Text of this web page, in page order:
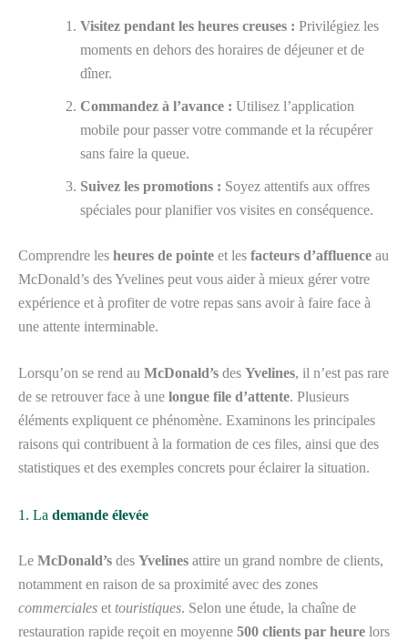
Visitez pendant les heures creuses : Privilégiez les
moments en dehors des horaires de déjeuner et de
dîner.
Commandez à l’avance : Utilisez l’application
mobile pour passer votre commande et la récupérer
sans faire la queue.
Suivez les promotions : Soyez attentifs aux offres
spéciales pour planifier vos visites en conséquence.
Comprendre les heures de pointe et les facteurs d’affluence au
McDonald’s des Yvelines peut vous aider à mieux gérer votre
expérience et à profiter de votre repas sans avoir à faire face à
une attente interminable.
Lorsqu’on se rend au McDonald’s des Yvelines, il n’est pas rare
de se retrouver face à une longue file d’attente. Plusieurs
éléments expliquent ce phénomène. Examinons les principales
raisons qui contribuent à la formation de ces files, ainsi que des
statistiques et des exemples concrets pour éclairer la situation.
1. La demande élevée
Le McDonald’s des Yvelines attire un grand nombre de clients,
notamment en raison de sa proximité avec des zones
commerciales et touristiques. Selon une étude, la chaîne de
restauration rapide reçoit en moyenne 500 clients par heure lors